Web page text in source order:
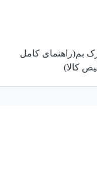
بم(راهنمای کامل
کالا)